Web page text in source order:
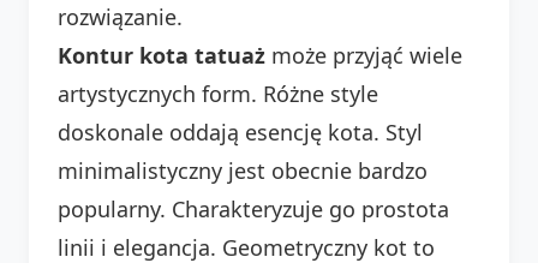
rozwiązanie.
Kontur kota tatuaż może przyjąć wiele
artystycznych form. Różne style
doskonale oddają esencję kota. Styl
minimalistyczny jest obecnie bardzo
popularny. Charakteryzuje go prostota
linii i elegancja. Geometryczny kot to